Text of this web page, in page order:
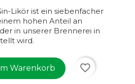
Likör ist ein siebenfacher
hohen Anteil an
in unserer Brennerei in
wird.
Warenkorb favorite_border